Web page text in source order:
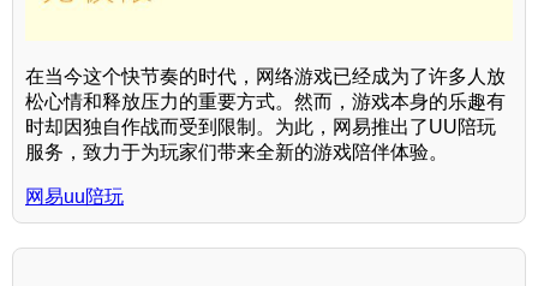
在当今这个快节奏的时代，网络游戏已经成为了许多人放
松心情和释放压力的重要方式。然而，游戏本身的乐趣有
时却因独自作战而受到限制。为此，网易推出了UU陪玩
服务，致力于为玩家们带来全新的游戏陪伴体验。
网易uu陪玩